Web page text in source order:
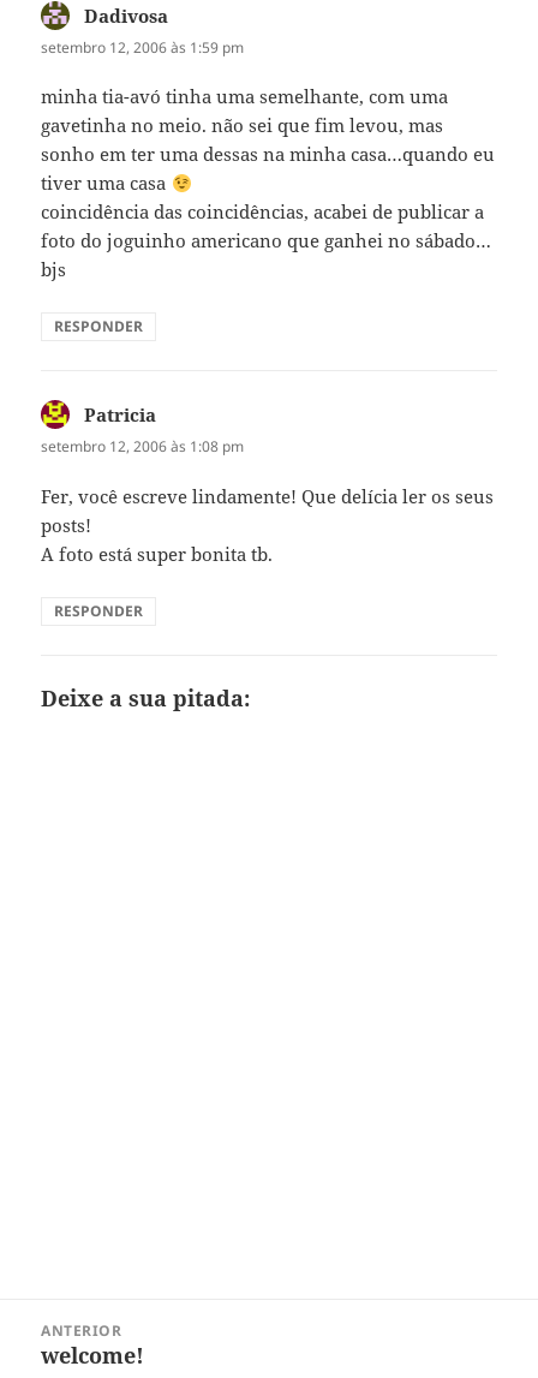
Dadivosa
setembro 12, 2006 às 1:59 pm
minha tia-avó tinha uma semelhante, com uma
gavetinha no meio. não sei que fim levou, mas
sonho em ter uma dessas na minha casa…quando eu
tiver uma casa
coincidência das coincidências, acabei de publicar a
foto do joguinho americano que ganhei no sábado…
bjs
RESPONDER
Patricia
setembro 12, 2006 às 1:08 pm
Fer, você escreve lindamente! Que delícia ler os seus
posts!
A foto está super bonita tb.
RESPONDER
Deixe a sua pitada:
ANTERIOR
Post
welcome!